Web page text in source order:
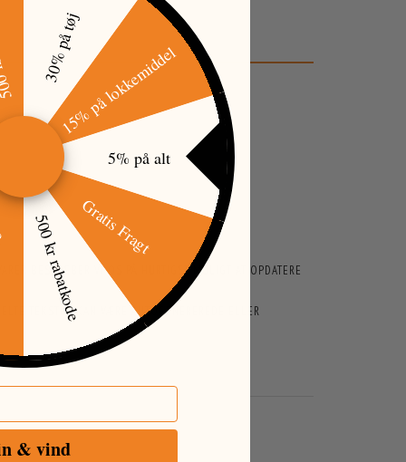
BESTRÆBER VI OS PÅ HURTIGST MULIGT AT OPDATERE
TEKSTER KAN VÆRE AUTOGENEREREDE ELLER
30% på tøj
15% på lokkemiddel
5% på alt
Gratis Fragt
500 kr rabatkode
& vind